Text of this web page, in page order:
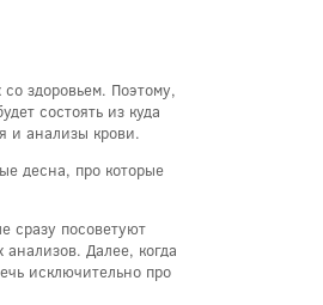
здоровьем. Поэтому,
состоять из куда
и анализы крови.
десна, про которые
сразу посоветуют
Далее, когда
исключительно про